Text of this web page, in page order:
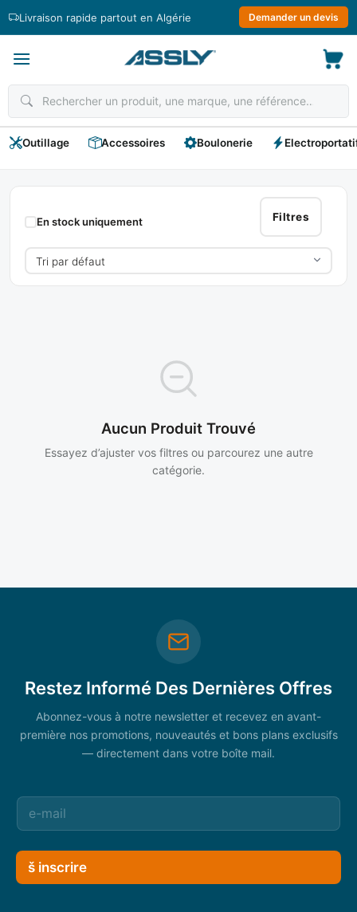
Livraison rapide partout en Algérie Demander un devis
Outillage Accessoires Boulonerie
GYS
Filtres
En stock uniquement
Aucun Produit Trouvé
Essayez d’ajuster vos filtres ou parcourez une autre
catégorie.
Restez Informé Des Dernières Offres
Abonnez-vous à notre newsletter et recevez en avant-
première nos promotions, nouveautés et bons plans exclusifs
— directement dans votre boîte mail.
š inscrire